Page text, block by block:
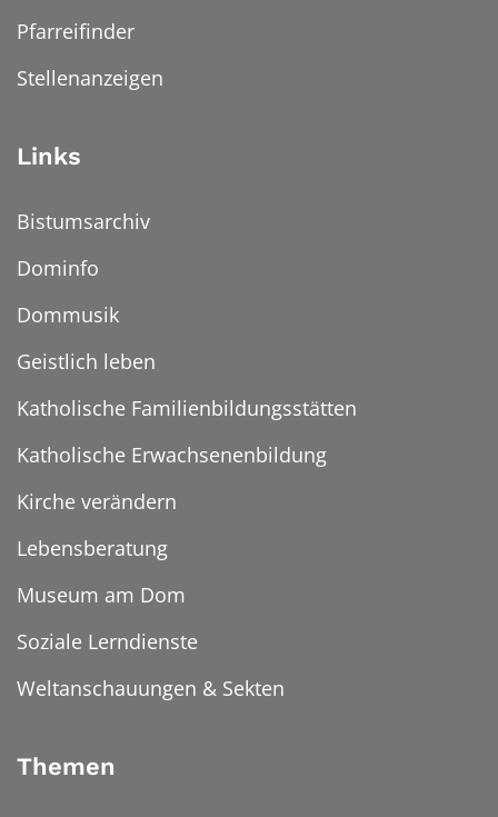
Pfarreifinder
Stellenanzeigen
Links
Bistumsarchiv
Dominfo
Dommusik
Geistlich leben
Katholische Familienbildungsstätten
Katholische Erwachsenenbildung
Kirche verändern
Lebensberatung
Museum am Dom
Soziale Lerndienste
Weltanschauungen & Sekten
Themen